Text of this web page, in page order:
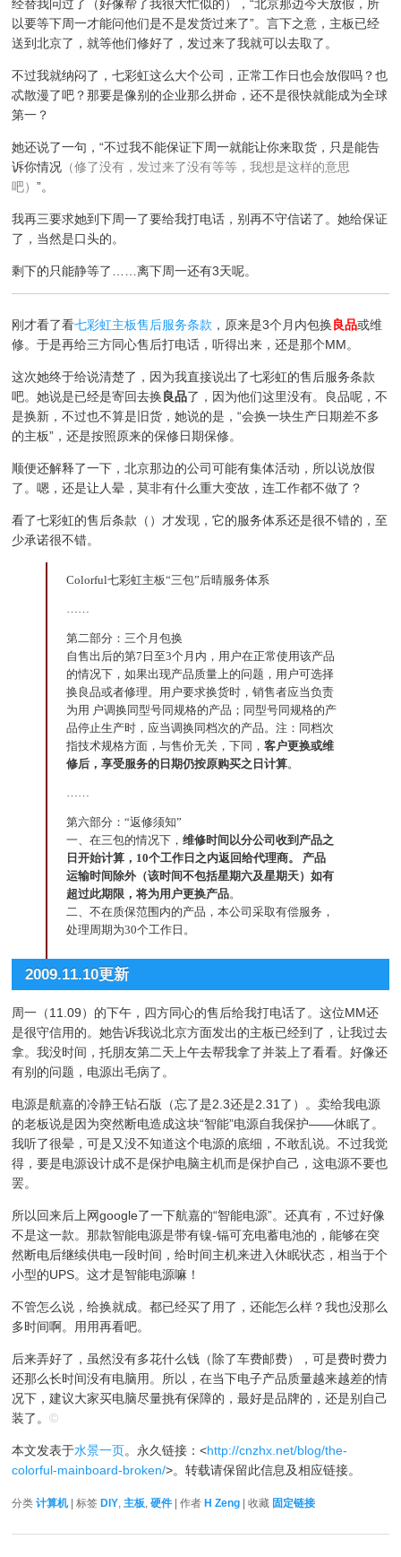
经替我问过了（好像帮了我很大忙似的），“北京那边今天放假，所
以要等下周一才能问他们是不是发货过来了”。言下之意，主板已经
送到北京了，就等他们修好了，发过来了我就可以去取了。
不过我就纳闷了，七彩虹这么大个公司，正常工作日也会放假吗？也
忒散漫了吧？那要是像别的企业那么拼命，还不是很快就能成为全球
第一？
她还说了一句，“不过我不能保证下周一就能让你来取货，只是能告
诉你情况 （修了没有，发过来了没有等等，我想是这样的意思
吧）”。
我再三要求她到下周一了要给我打电话，别再不守信诺了。她给保证
了，当然是口头的。
剩下的只能静等了……离下周一还有3天呢。
刚才看了看七彩虹主板售后服务条款 ，原来是3个月内包换良品或维
修。于是再给三方同心售后打电话，听得出来，还是那个MM。
这次她终于给说清楚了，因为我直接说出了七彩虹的售后服务条款
吧。她说是已经是寄回去换良品了，因为他们这里没有。良品呢，不
是换新，不过也不算是旧货，她说的是，“会换一块生产日期差不多
的主板”，还是按照原来的保修日期保修。
顺便还解释了一下，北京那边的公司可能有集体活动，所以说放假
了。嗯，还是让人晕，莫非有什么重大变故，连工作都不做了？
看了七彩虹的售后条款（）才发现，它的服务体系还是很不错的，至
少承诺很不错。
Colorful七彩虹主板“三包”后晴服务体系
……
第二部分：三个月包换
自售出后的第7日至3个月内，用户在正常使用该产品
的情况下，如果出现产品质量上的问题，用户可选择
换良品或者修理。用户要求换货时，销售者应当负责
为用 户调换同型号同规格的产品；同型号同规格的产
品停止生产时，应当调换同档次的产品。注：同档次
指技术规格方面，与售价无关，下同， 客户更换或维
修后，享受服务的日期仍按原购买之日计算。
……
第六部分：“返修须知”
一、在三包的情况下， 维修时间以分公司收到产品之
日开始计算，10个工作日之内返回给代理商。 产品
运输时间除外（该时间不包括星期六及星期天）如有
超过此期限，将为用户更换产品。
二、不在质保范围内的产品，本公司采取有偿服务，
处理周期为30个工作日。
2009.11.10更新
周一（11.09）的下午，四方同心的售后给我打电话了。这位MM还
是很守信用的。她告诉我说北京方面发出的主板已经到了，让我过去
拿。我没时间，托朋友第二天上午去帮我拿了并装上了看看。好像还
有别的问题，电源出毛病了。
电源是航嘉的冷静王钻石版（忘了是2.3还是2.31了）。卖给我电源
的老板说是因为突然断电造成这块“智能”电源自我保护——休眠了。
我听了很晕，可是又没不知道这个电源的底细，不敢乱说。不过我觉
得，要是电源设计成不是保护电脑主机而是保护自己，这电源不要也
罢。
所以回来后上网google了一下航嘉的“智能电源”。还真有，不过好像
不是这一款。那款智能电源是带有镍-镉可充电蓄电池的，能够在突
然断电后继续供电一段时间，给时间主机来进入休眠状态，相当于个
小型的UPS。这才是智能电源嘛！
不管怎么说，给换就成。都已经买了用了，还能怎么样？我也没那么
多时间啊。用用再看吧。
后来弄好了，虽然没有多花什么钱（除了车费邮费），可是费时费力
还那么长时间没有电脑用。所以，在当下电子产品质量越来越差的情
况下，建议大家买电脑尽量挑有保障的，最好是品牌的，还是别自己
装了。©
本文发表于水景一页。永久链接：<http://cnzhx.net/blog/the-
colorful-mainboard-broken/>。转载请保留此信息及相应链接。
分类计算机| 标签DIY ,主板 ,硬件 | 作者H Zeng | 收藏 固定链接